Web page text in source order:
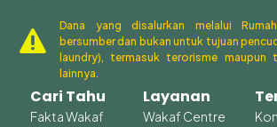

Dana yang disalurkan melalui
bersumber dan bukan untuk tujuan
laundry), termasuk terorisme maupun
lainnya.
Cari Tahu
Fakta Wakaf
Layanan
Wakaf Centre